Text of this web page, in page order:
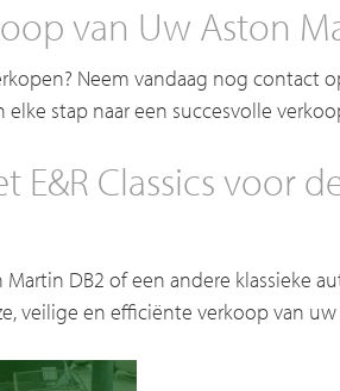
van Uw Aston
Neem vandaag nog contact
stap naar een succesvolle
Classics voor
DB2 of een andere klassieke
veilige en efficiënte verkoop van